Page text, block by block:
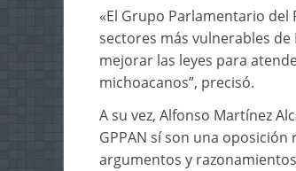
«El Grupo Parlamentario
sectores más vulnerables
mejorar las leyes para
michoacanos”, precisó.
A su vez, Alfonso Martínez
GPPAN sí son una
argumentos y